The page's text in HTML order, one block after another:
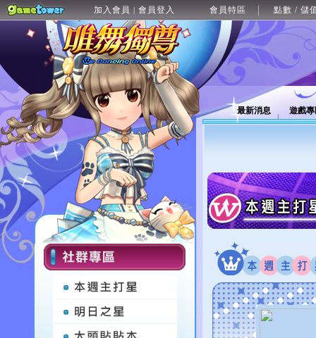
加入會員 | 會員登入 會員特區 點數 / 儲
最新消息 遊戲